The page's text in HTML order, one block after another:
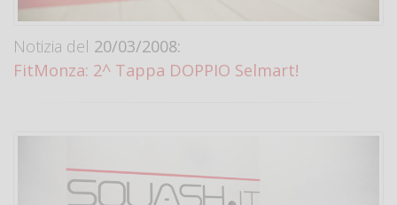
Notizia del 20/03/2008:
FitMonza: 2^ Tappa DOPPIO Selmart!